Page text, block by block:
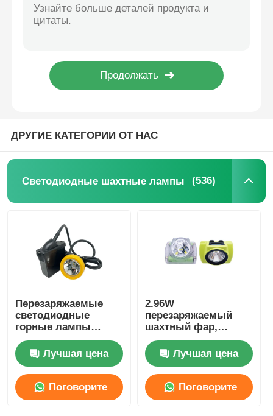
подпольная лампа с беспроводной крышкой
Горнодобывающие лампы с жесткой шляпой
Взрывозащитный фонарик
Промышленный светодиодный светодиод
Стойка для зарядного устройства
Подземные горные пояса
Горячие продавая продукты
ДРУГИЕ КАТЕГОРИИ ОТ НАС
Светодиодные шахтные лампы (536)
Перезаряжаемые
светодиодные
горные лампы
Литиево-ионные
батареи KL5M
Беспроводная
лампа
Лучшая цена
Поговорите
2.96W
перезаряжаемый
шахтный фар,
25000lux подземный
шахтный фонарь
Лучшая цена
Поговорите